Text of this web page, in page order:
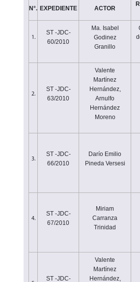
N°. EXPEDIENTE ACTOR
1.
ST -JDC-
60/2010
Ma. Isabel
Godinez
Granillo
2.
ST -JDC-
63/2010
Valente
Martínez
Hernández,
Arnulfo
Hernández
Moreno
3.
ST -JDC-
66/2010
Darío Emilio
Pineda Versesi
4.
ST -JDC-
67/2010
Miriam
Carranza
Trinidad
ST -JDC-
Valente
Martínez
Hernández,